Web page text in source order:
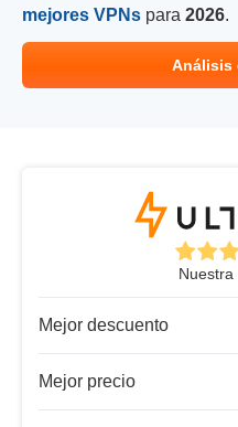
mejores VPNs para 2026.
Análisis
Nuestra
Mejor descuento
Mejor precio